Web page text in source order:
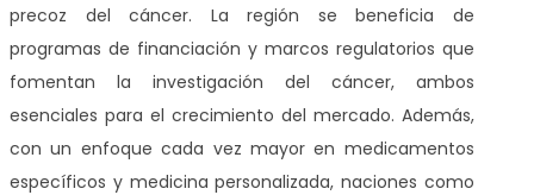
precoz del cáncer. La región se beneficia de
programas de financiación y marcos regulatorios que
fomentan la investigación del cáncer, ambos
esenciales para el crecimiento del mercado. Además,
con un enfoque cada vez mayor en medicamentos
específicos y medicina personalizada, naciones como